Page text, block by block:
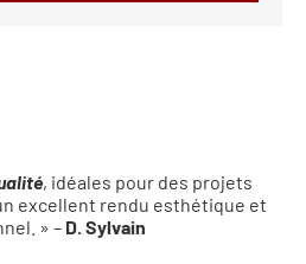
, idéales pour des projets
excellent rendu esthétique et
» – D. Sylvain